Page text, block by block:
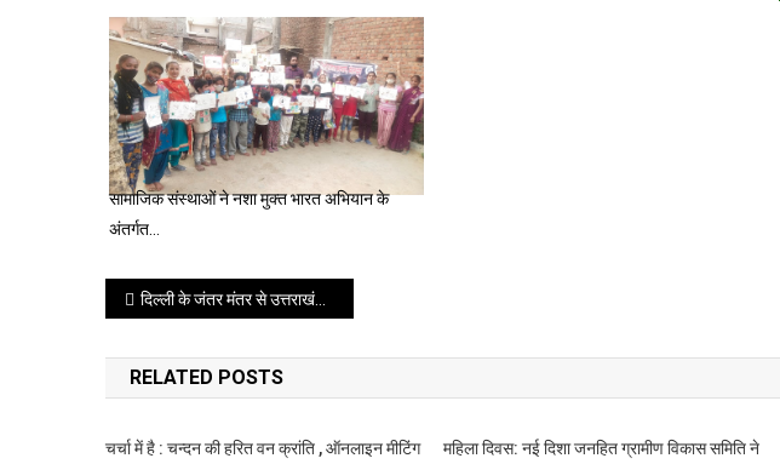
सामाजिक संस्थाओं ने नशा मुक्त भारत अभियान के
अंतर्गत…
Post
navigation
दिल्ली के जंतर मंतर से उत्तराखंड में सशक्त भू कानून की मांग के लिए उत्तराखंडियों ने दिया सांकेतिक धरना ।।web news।।
RELATED POSTS
चर्चा में है : चन्दन की हरित वन क्रांति , ऑनलाइन मीटिंग
महिला दिवस: नई दिशा जनहित ग्रामीण विकास समिति ने